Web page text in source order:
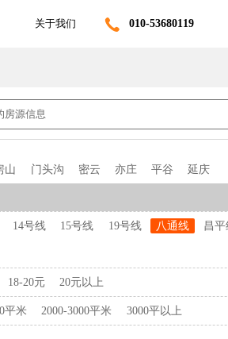
关于我们 010-53680119
山 门头沟 密云 亦庄 平谷 延庆
14号线 15号线 19号线 八通线 昌平
18-20元 20元以上
平米 2000-3000平米 3000平以上